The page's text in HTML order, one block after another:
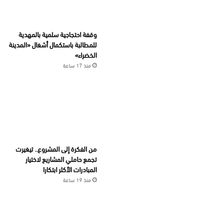
وقفة احتجاجية سلمية بالمهدية
للمطالبة باستكمال أشغال «المدينة
الخضراء»
منذ 17 ساعة
من الفكرة إلى المشروع.. تيغيرت
تجمع حاملي المشاريع لاختيار
المبادرات الأكثر ابتكارا
منذ 19 ساعة